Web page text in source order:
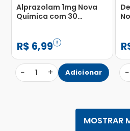
Alprazolam 1mg Nova
Química com 30
R$ 6,99
− 1 + Adicionar −
MOSTRAR